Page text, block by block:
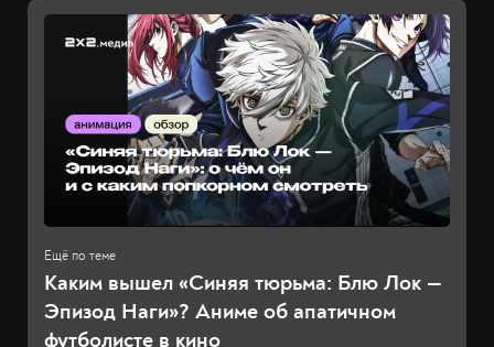
Каким вышел «Синяя тюрьма: Блю Лок —
Эпизод Наги»? Аниме об апатичном
футболисте в кино